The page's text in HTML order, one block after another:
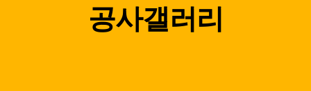
공사갤러리
공사갤러리